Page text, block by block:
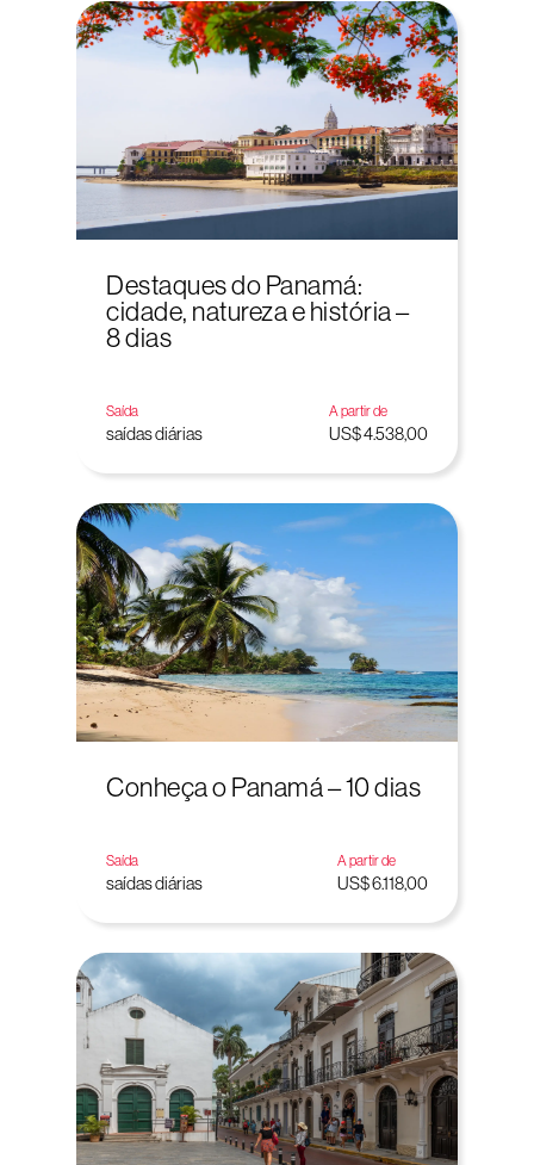
Destaques do Panamá:
cidade, natureza e história –
8 dias
Saída
saídas diárias
A partir de
US$ 4.538,00
Conheça o Panamá – 10 dias
Saída
saídas diárias
A partir de
US$ 6.118,00